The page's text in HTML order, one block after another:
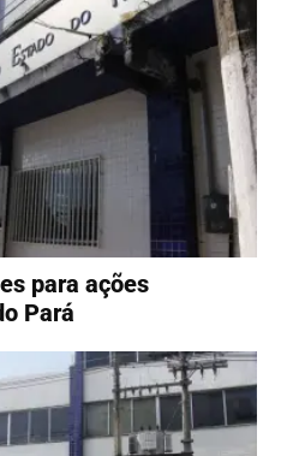
para ações
Pará